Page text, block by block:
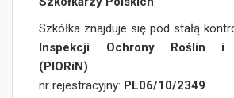
Szkółka znajduje się pod stałą
Inspekcji Ochrony Roślin i
(PIORiN)
nr rejestracyjny: PL06/10/2349